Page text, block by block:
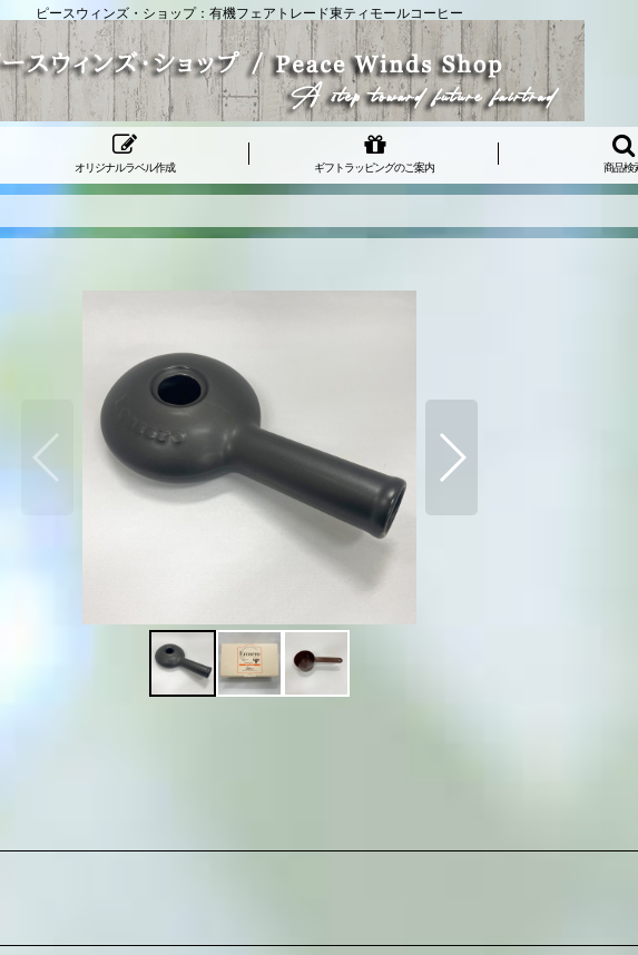
ピースウィンズ・ショップ：有機フェアトレード東ティモールコーヒー
オリジナルラベル作成 ギフトラッピングのご案内 商品検